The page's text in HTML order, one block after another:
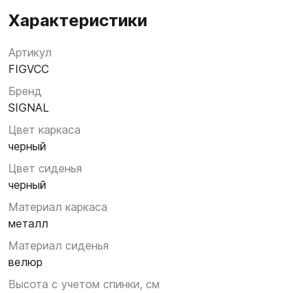
Характеристики
Артикул
FIGVCC
Бренд
SIGNAL
Цвет каркаса
черный
Цвет сиденья
черный
Материал каркаса
металл
Материал сиденья
велюр
Высота с учетом спинки, см